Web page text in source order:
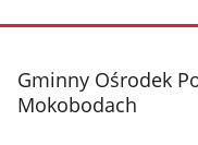
stopka
Gminny Ośrodek
Mokobodach